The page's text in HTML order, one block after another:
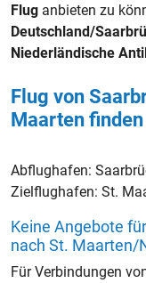
Flug anbieten zu
Deutschland/
Niederländische
Flug von
Maarten finden
Abflughafen:
Zielflughafen: St.
Keine Angebote
nach St. Maarten/
Für Verbindungen